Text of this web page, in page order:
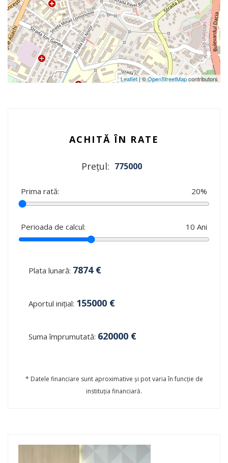
Leaflet| ©OpenStreetMapcontributors
ACHITĂ ÎN RATE
Prețul: 775000
Prima rată: 20%
Perioada de calcul: 10 Ani
Plata lunară: 7874€
Aportul inițial: 155000 €
Suma împrumutată: 620000 €
* Datele financiare sunt aproximative și pot varia în funcție de
instituția financiară.